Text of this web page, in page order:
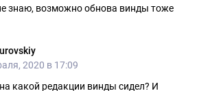
знаю, возможно обнова винды тоже
2020 в 17:09
какой редакции винды сидел? И